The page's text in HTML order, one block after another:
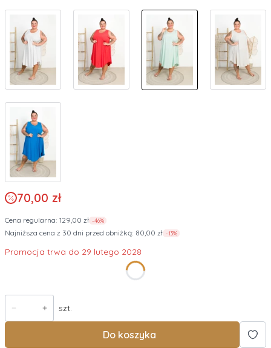
70,00 zł
Cena regularna: 129,00 zł -46%
Najniższa cena z 30 dni przed obniżką: 80,00 zł -13%
Promocja trwa do 29 lutego 2028
szt.
Do koszyka